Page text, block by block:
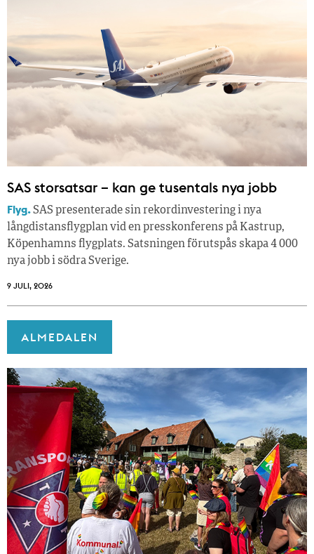
SAS storsatsar – kan ge tusentals nya jobb
Flyg.SAS presenterade sin rekordinvestering i nya
långdistansflygplan vid en presskonferens på Kastrup,
Köpenhamns flygplats. Satsningen förutspås skapa 4 000
nya jobb i södra Sverige.
9 JULI, 2026
ALMEDALEN